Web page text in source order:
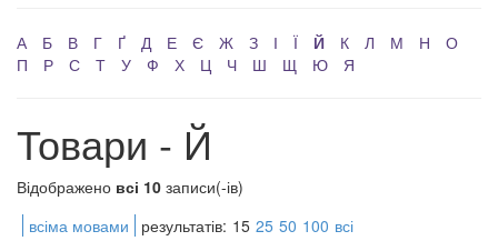
А Б В Г Ґ Д Е Є Ж З І Ї Й К Л М Н
О
П
Р С Т У Ф Х Ц Ч Ш Щ Ю Я
Товари - Й
Відображено всі 10 записи(-ів)
всіма мовами
результатів: 15 25 50 100 всі